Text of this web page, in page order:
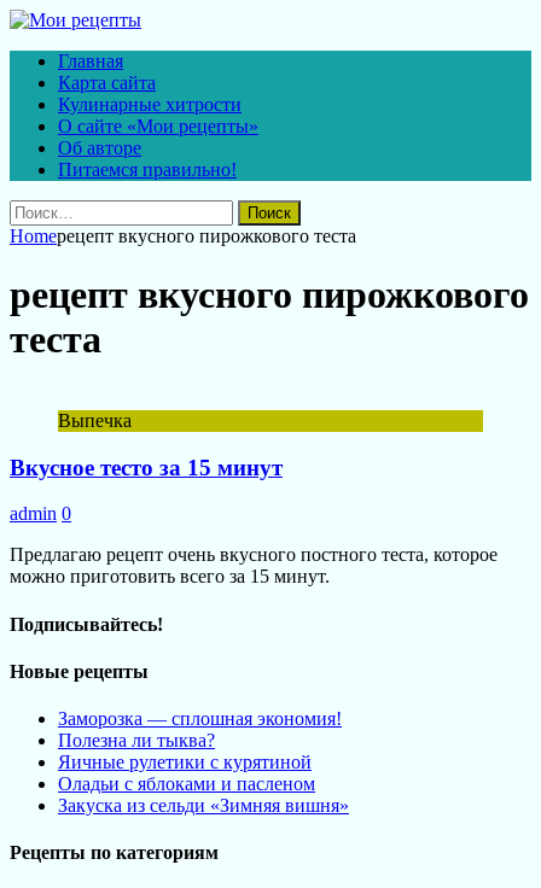
Главная
Карта сайта
Кулинарные хитрости
О сайте «Мои рецепты»
Об авторе
Питаемся правильно!
Найти:
Homeрецепт вкусного пирожкового теста
рецепт вкусного пирожкового
теста
Выпечка
Вкусное тесто за 15 минут
admin 0
Предлагаю рецепт очень вкусного постного теста, которое
можно приготовить всего за 15 минут.
Подписывайтесь!
Новые рецепты
Заморозка — сплошная экономия!
Полезна ли тыква?
Яичные рулетики с курятиной
Оладьи с яблоками и пасленом
Закуска из сельди «Зимняя вишня»
Рецепты по категориям